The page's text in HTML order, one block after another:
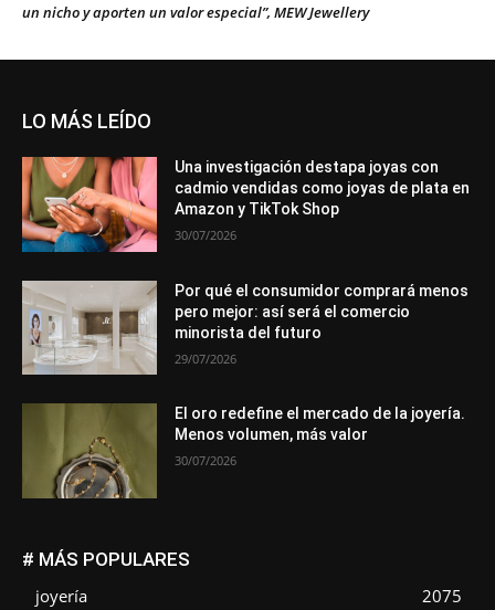
un nicho y aporten un valor especial”, MEW Jewellery
LO MÁS LEÍDO
Una investigación destapa joyas con
cadmio vendidas como joyas de plata en
Amazon y TikTok Shop
30/07/2026
Por qué el consumidor comprará menos
pero mejor: así será el comercio
minorista del futuro
29/07/2026
El oro redefine el mercado de la joyería.
Menos volumen, más valor
30/07/2026
# MÁS POPULARES
joyería
2075